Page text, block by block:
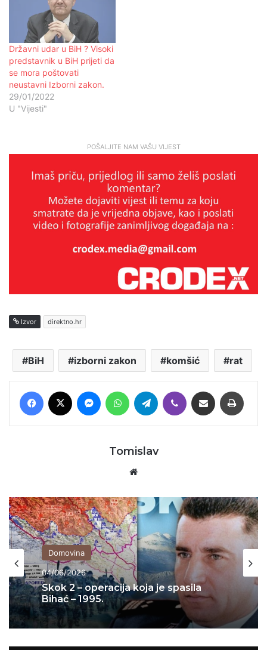
Državni udar u BiH ? Visoki
predstavnik u BiH prijeti da
se mora poštovati
neustavni Izborni zakon.
29/01/2022
U "Vijesti"
POŠALJITE NAM VAŠU VIJEST
Izvor direktno.hr
BiH izborni zakon komšić rat
Facebook MessengerWhatsAppTelegram Viber Podijeli putem E-maila
Tomislav
Domovina
04/06/2026
Izbor uredništva
23/05/2026
RAZORUŽANJE HRVATSKE –
MEGAIZDAJA KOJA SE I DALJE
PREŠUĆUJE